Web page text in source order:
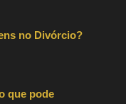
no Divórcio?
que pode